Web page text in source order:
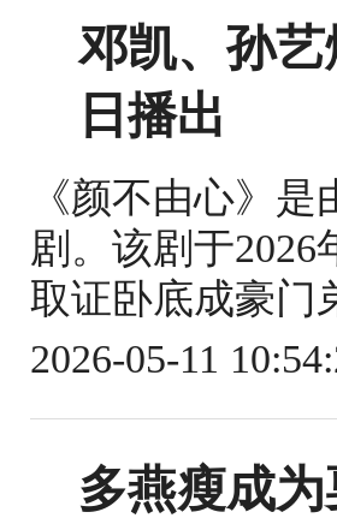
邓凯、孙
日播出
《颜不由心》
剧。该剧于
取证卧底成豪门
2026-05-11
多燕瘦成